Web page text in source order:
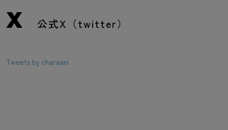
X 公式X（twitter）
Tweets by charaani